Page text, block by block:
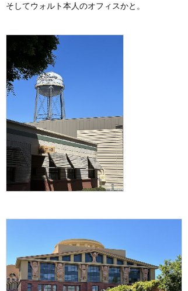
そしてウォルト本人のオフィスかと。